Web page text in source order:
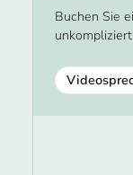
Buchen Sie